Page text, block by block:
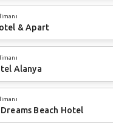
& Apart
Alanya
Beach Hotel